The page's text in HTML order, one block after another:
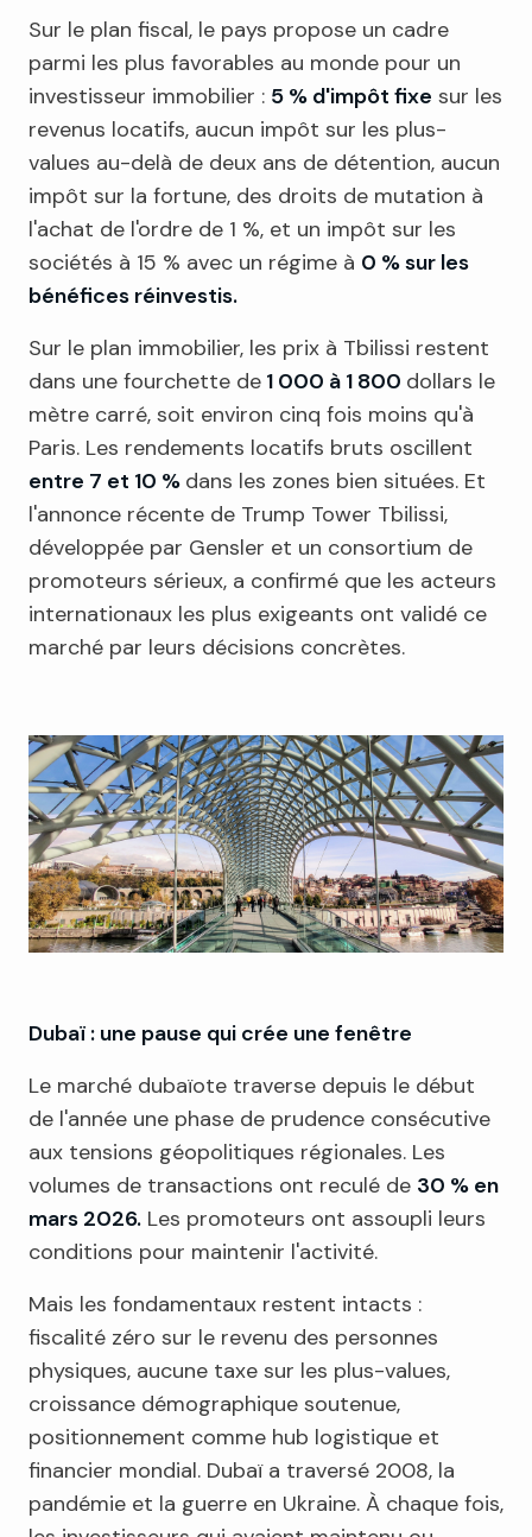
Sur le plan fiscal, le pays propose un cadre
parmi les plus favorables au monde pour un
investisseur immobilier : 5 % d'impôt fixe sur les
revenus locatifs, aucun impôt sur les plus-
values au-delà de deux ans de détention, aucun
impôt sur la fortune, des droits de mutation à
l'achat de l'ordre de 1 %, et un impôt sur les
sociétés à 15 % avec un régime à 0 % sur les
bénéfices réinvestis.
Sur le plan immobilier, les prix à Tbilissi restent
dans une fourchette de 1 000 à 1 800 dollars le
mètre carré, soit environ cinq fois moins qu'à
Paris. Les rendements locatifs bruts oscillent
entre 7 et 10 % dans les zones bien situées. Et
l'annonce récente de Trump Tower Tbilissi,
développée par Gensler et un consortium de
promoteurs sérieux, a confirmé que les acteurs
internationaux les plus exigeants ont validé ce
marché par leurs décisions concrètes.
Dubaï : une pause qui crée une fenêtre
Le marché dubaïote traverse depuis le début
de l'année une phase de prudence consécutive
aux tensions géopolitiques régionales. Les
volumes de transactions ont reculé de 30 % en
mars 2026. Les promoteurs ont assoupli leurs
conditions pour maintenir l'activité.
Mais les fondamentaux restent intacts :
fiscalité zéro sur le revenu des personnes
physiques, aucune taxe sur les plus-values,
croissance démographique soutenue,
positionnement comme hub logistique et
financier mondial. Dubaï a traversé 2008, la
pandémie et la guerre en Ukraine. À chaque fois,